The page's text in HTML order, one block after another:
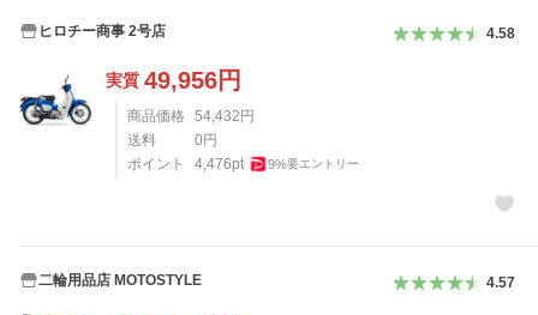
ヒロチー商事 2号店 4.58
実質 49,956円
商品価格 54,432 円
送料
0 円
ポイント
4,476pt 9%要エントリー
二輪用品店 MOTOSTYLE 4.57